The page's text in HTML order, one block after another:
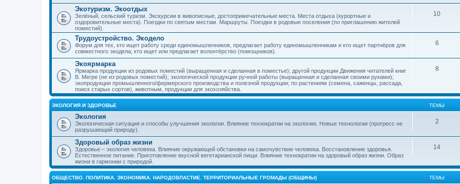
Экотуризм. Экоотдых
Зелёный, сельский туризм. Экскурсии в живописные, достопримечательные места. Места отдыха (курортные и
оздоровительные места). Поездки по святым местам. Маршруты. Поездки в родовые поселения (по приглашению жителей
поместий).
10
Трудоустройство. Экодело
Форум для тех, кто ищет работу среди единомышленников, предлагает работу единомышленникам и кто ищет партнёров для
совместного экодела; кто ищет или предлагает волонтёрство (помощников).
6
Экоярмарка
Ярмарка продукции из родовых поместий (выращенная и сделанная в поместье); другой продукции Движения читателей книг
В. Мегре (не из родовых поместий); экологической продукции ручной работы (выращенная и сделанная своими руками);
экопродукции промышленного/фермерского производства и полезной продукции; по растениям (семена, саженцы, рассада,
поиск старых сортов), животным, продукции для экохозяйства.
8
ЭКОЛОГИЯ И ЗДОРОВЬЕ ТЕМЫ
Экология
Экологическая ситуация и способы улучшения экологии. Влияние технократии на экологию. Новые технологии (прогресс не
разрушающий природу).
2
Здоровый образ жизни
Здоровье – экология человека. Влияние окружающей обстановки на самочувствие человека. Восстановление здоровья.
Естественное питание. Приготовление вкусной вегетарианской пищи. Влияние технократии на здоровый образ жизни. Образ
жизни в гармонии с природой.
14
ОБЩЕСТВО. ПОЛИТИКА. ЭКОНОМИКА. НАРОДОВЛАСТИЕ. ТЕРРИТОРИАЛЬНЫЕ ГРОМАДЫ (ОБЩИНЫ) ТЕМЫ